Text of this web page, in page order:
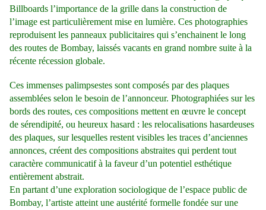
Billboards l’importance de la grille dans la construction de
l’image est particulièrement mise en lumière. Ces photographies
reproduisent les panneaux publicitaires qui s’enchainent le long
des routes de Bombay, laissés vacants en grand nombre suite à la
récente récession globale.
Ces immenses palimpsestes sont composés par des plaques
assemblées selon le besoin de l’annonceur. Photographiées sur les
bords des routes, ces compositions mettent en œuvre le concept
de sérendipité, ou heureux hasard : les relocalisations hasardeuses
des plaques, sur lesquelles restent visibles les traces d’anciennes
annonces, créent des compositions abstraites qui perdent tout
caractère communicatif à la faveur d’un potentiel esthétique
entièrement abstrait.
En partant d’une exploration sociologique de l’espace public de
Bombay, l’artiste atteint une austérité formelle fondée sur une